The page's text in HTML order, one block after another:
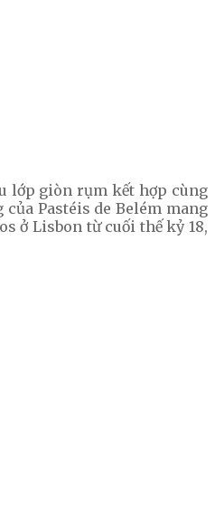
lớp giòn rụm kết hợp cùng
Pastéis de Belém mang
ở Lisbon từ cuối thế kỷ 18,